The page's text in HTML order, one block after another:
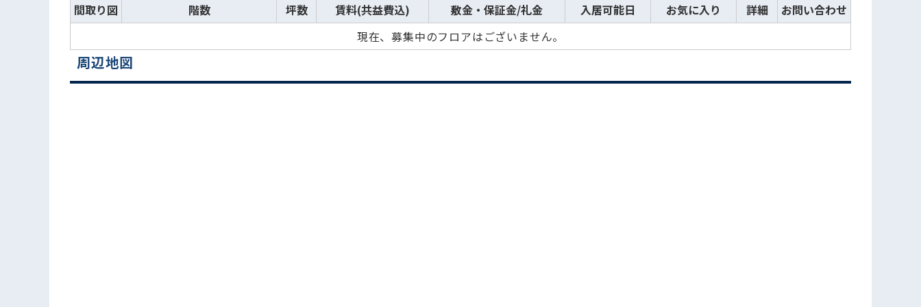
間取り図 階数 坪数 賃料(共益費込) 敷金・保証金/礼金 入居可能日 お気に入り 詳細
お問い合わせ
現在、募集中のフロアはございません。
周辺地図